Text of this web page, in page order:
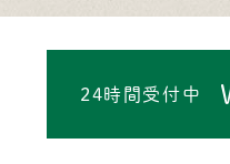
24時間受付中